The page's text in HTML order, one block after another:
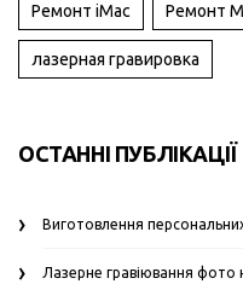
Ремонт iMac Ремонт
лазерная гравировка
ОСТАННІ ПУБЛІКАЦІЇ
Виготовлення
Лазерне гравіювання фото